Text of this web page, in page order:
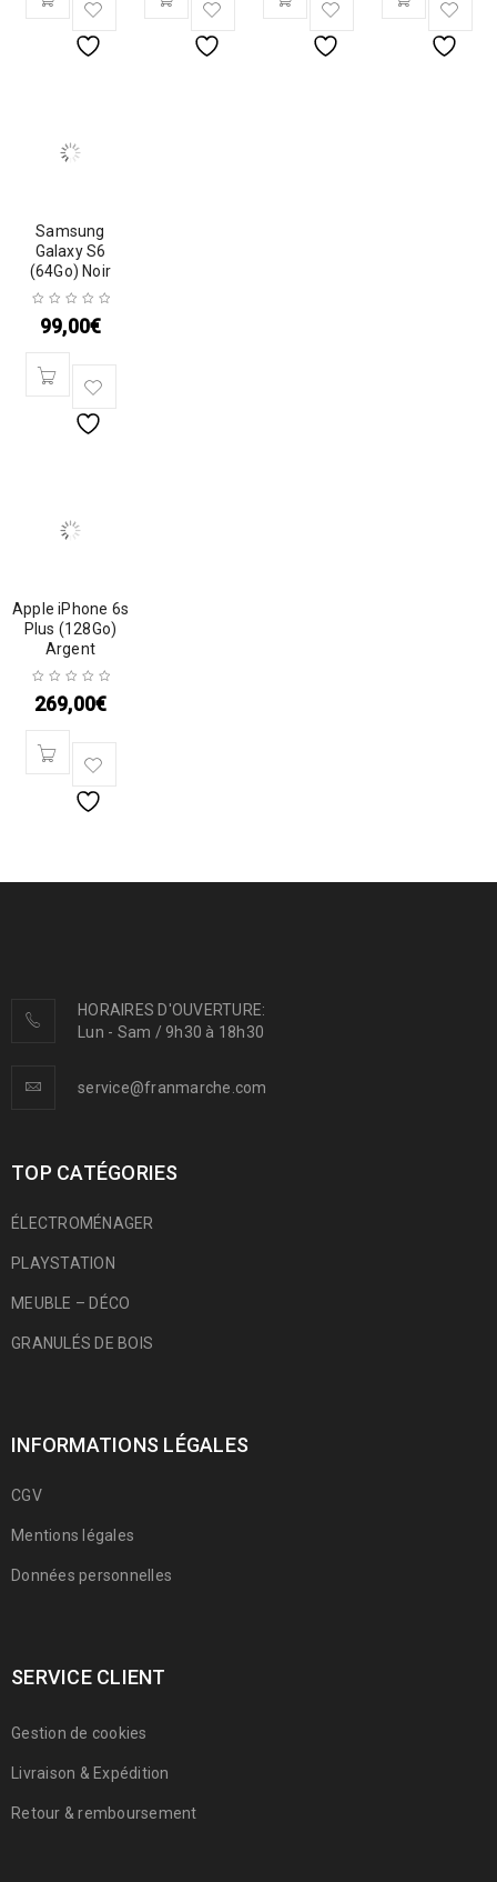
Samsung
Galaxy S6
(64Go) Noir
99,00€
Apple iPhone 6s
Plus (128Go)
Argent
269,00€
HORAIRES D'OUVERTURE:
Lun - Sam / 9h30 à 18h30
service@franmarche.com
TOP CATÉGORIES
ÉLECTROMÉNAGER
PLAYSTATION
MEUBLE – DÉCO
GRANULÉS DE BOIS
INFORMATIONS LÉGALES
CGV
Mentions légales
Données personnelles
SERVICE CLIENT
Gestion de cookies
Livraison & Expédition
Retour & remboursement